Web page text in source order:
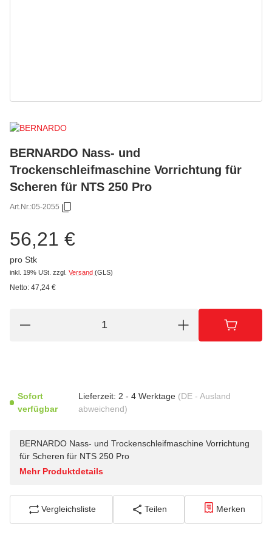
BERNARDO Nass- und
Trockenschleifmaschine Vorrichtung für
Scheren für NTS 250 Pro
Art.Nr.:05-2055
56,21 €
pro Stk
inkl. 19% USt. zzgl. Versand (GLS)
Netto: 47,24 €
Sofort
verfügbar
Lieferzeit: 2 - 4 Werktage (DE - Ausland
abweichend)
BERNARDO Nass- und Trockenschleifmaschine Vorrichtung
für Scheren für NTS 250 Pro
Mehr Produktdetails
Vergleichsliste Teilen Merken